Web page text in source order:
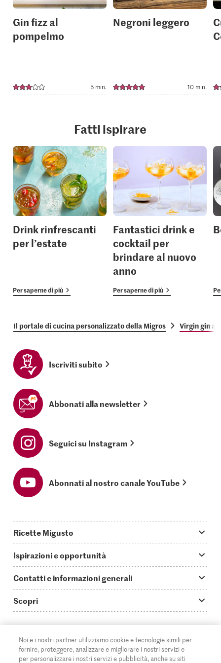
Gin fizz al
pompelmo
5 min.
Negroni leggero
10 min.
Fatti ispirare
Drink rinfrescanti
per l’estate
Per saperne di più
Fantastici drink e
cocktail per
brindare al nuovo
anno
Per saperne di più
Il portale di cucina personalizzato della Migros Virgin gin
Iscriviti subito
Abbonati alla newsletter
Seguici su Instagram
Abonnati al nostro canale YouTube
Ricette Migusto
Oggi cucino
Piatti principali
Ricette semplici & veloci
Ricette al forno
Ispirazioni e opportunità
Storie
Video How to
Login Migusto
Contatti e informazioni generali
Guida alle abbreviazioni
Contatti
Pubblicità
Scopri
Migros Online
A proposito della Migros
Noi e i nostri partner utilizziamo cookie e tecnologie simili per
fornire, proteggere, analizzare e migliorare i nostri servizi e
per personalizzare i nostri servizi e pubblicità, anche su siti